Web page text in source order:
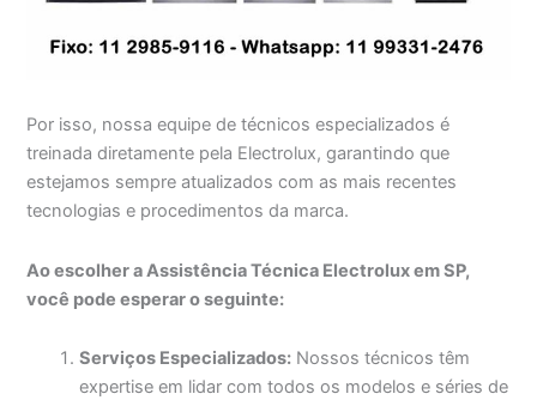
Por isso, nossa equipe de técnicos especializados é
treinada diretamente pela Electrolux, garantindo que
estejamos sempre atualizados com as mais recentes
tecnologias e procedimentos da marca.
Ao escolher a Assistência Técnica Electrolux em SP,
você pode esperar o seguinte:
Serviços Especializados: Nossos técnicos têm
expertise em lidar com todos os modelos e séries de